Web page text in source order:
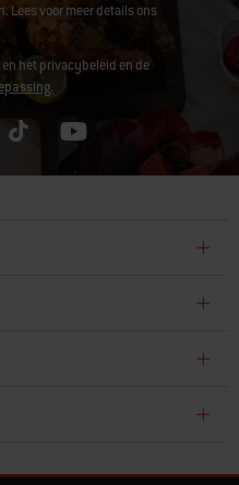
Lees voor meer details ons
en het privacybeleid en de